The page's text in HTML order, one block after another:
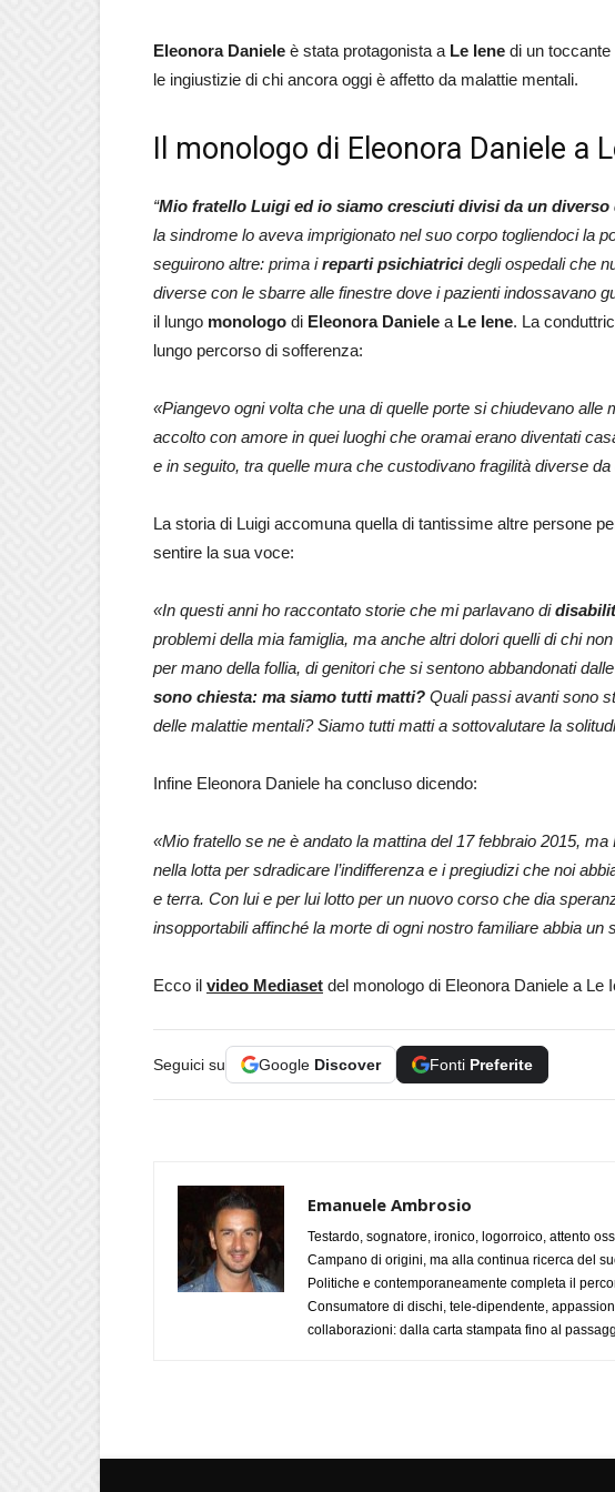
Eleonora Daniele è stata protagonista a Le Iene di un toccante
le ingiustizie di chi ancora oggi è affetto da malattie mentali.
Il monologo di Eleonora Daniele a
“Mio fratello Luigi ed io siamo cresciuti divisi da un diverso
la sindrome lo aveva imprigionato nel suo corpo togliendoci la
seguirono altre: prima ireparti psichiatricidegli ospedali che
diverse con le sbarre alle finestre dove i pazienti indossavano
il lungo monologo di Eleonora Daniele a Le Iene. La
lungo percorso di sofferenza:
«Piangevo ogni volta che una di quelle porte si chiudevano alle
accolto con amore in quei luoghi che oramai erano diventati
e in seguito, tra quelle mura che custodivano fragilità diverse da
La storia di Luigi accomuna quella di tantissime altre persone
sentire la sua voce:
«In questi anni ho raccontato storie che mi parlavano di
problemi della mia famiglia, ma anche altri dolori quelli di chi
per mano della follia, di genitori che si sentono abbandonati
sono chiesta: ma siamo tutti matti? Quali passi avanti sono
delle malattie mentali? Siamo tutti matti a sottovalutare la
Infine Eleonora Daniele ha concluso dicendo:
«Mio fratello se ne è andato la mattina del 17 febbraio 2015,
nella lotta per sdradicare l’indifferenza e i pregiudizi che noi
e terra. Con lui e per lui lotto per un nuovo corso che dia
insopportabili affinché la morte di ogni nostro familiare abbia un
Ecco il video Mediaset del monologo di Eleonora Daniele a Le
Seguici su Google Discover Fonti Preferite
Emanuele Ambrosio
Testardo, sognatore, ironico, logorroico, attento
Campano di origini, ma alla continua ricerca del
Politiche e contemporaneamente completa il
Consumatore di dischi, tele-dipendente,
collaborazioni: dalla carta stampata fino al